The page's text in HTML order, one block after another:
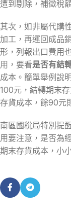
遭到剔除，補徵稅
其次，如非屬代購
加工，再運回成品
形，列報出口費用
用，要看是否有結
成本。簡單舉例說
100元，結轉期末
存貨成本，餘90元
南區國稅局特別提
用要注意，是否為
期末存貨成本，小